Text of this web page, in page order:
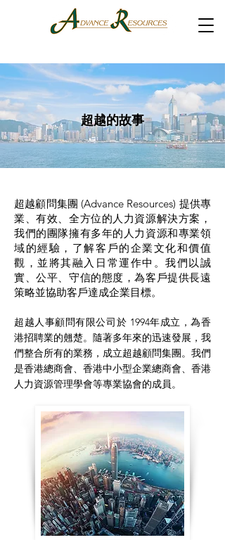
超越的故事
超越顧問集團 (Advance Resources) 提供專
業、有效、全方位的人力資源解決方案，
我們的團隊擁有多年的人力資源和專業領
域的經驗，了解客戶的企業文化和價值
觀，並將其融入日常運作中。我們以誠
實、公平、守信的態度，為客戶提供長遠
策略並協助客戶達成企業目標。
超越人事顧問有限公司於 1994年成立，為香
港招聘業的翹楚。隨著多年來的迅速發展，我
們整合所有的業務，成立超越顧問集團。我們
是香港總商會、香港中小型企業總商會、香港
人力資源管理學會等專業協會的成員。